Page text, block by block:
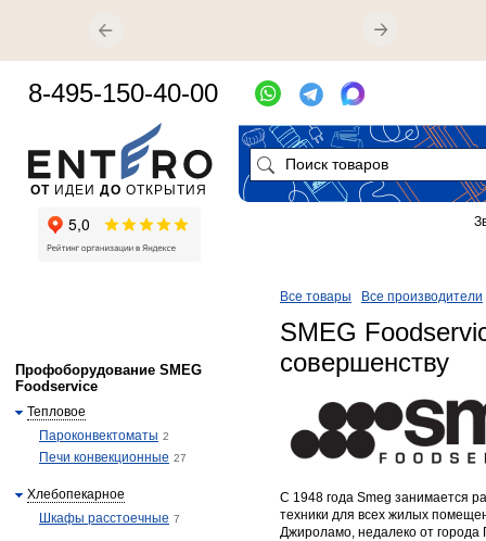
Все товары Все производители
SMEG
совершенству
С 1948 года Smeg занимается
техники для всех жилых
Джироламо, недалеко от города
Профоборудование SMEG
Foodservice
Тепловое
Пароконвектоматы 2
Печи конвекционные 27
Хлебопекарное
Шкафы расстоечные 7
ОТ ИДЕИ ДО ОТКРЫТИЯ
8-495-150-40-00